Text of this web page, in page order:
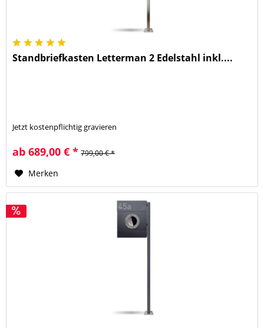
Standbriefkasten Letterman 2 Edelstahl inkl....
Jetzt kostenpflichtig gravieren
ab 689,00 € * 799,00 € *
Merken